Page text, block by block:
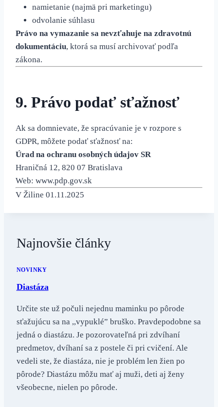
namietanie (najmä pri marketingu)
odvolanie súhlasu
Právo na vymazanie sa nevzťahuje na zdravotnú
dokumentáciu, ktorá sa musí archivovať podľa
zákona.
9. Právo podať sťažnosť
Ak sa domnievate, že spracúvanie je v rozpore s
GDPR, môžete podať sťažnosť na:
Úrad na ochranu osobných údajov SR
Hraničná 12, 820 07 Bratislava
Web: www.pdp.gov.sk
V Žiline 01.11.2025
Najnovšie články
NOVINKY
Diastáza
Určite ste už počuli nejednu maminku po pôrode
sťažujúcu sa na ,,vypuklé” bruško. Pravdepodobne sa
jedná o diastázu. Je pozorovateľná pri zdvíhaní
predmetov, dvíhaní sa z postele či pri cvičení. Ale
vedeli ste, že diastáza, nie je problém len žien po
pôrode? Diastázu môžu mať aj muži, deti aj ženy
všeobecne, nielen po pôrode.